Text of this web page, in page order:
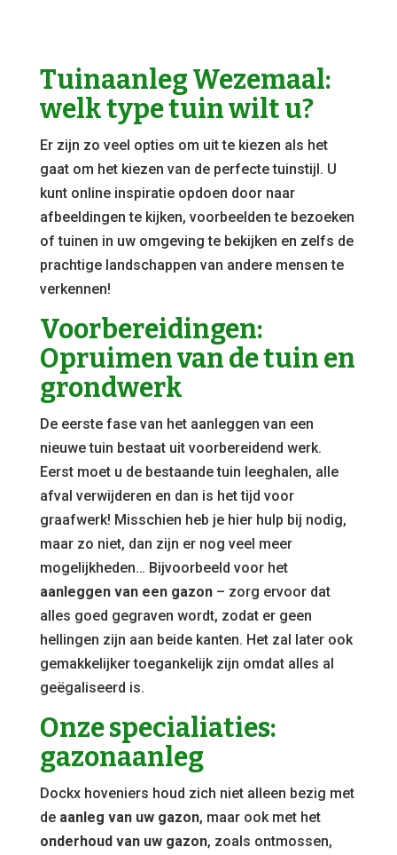
Tuinaanleg Wezemaal:
welk type tuin wilt u?
Er zijn zo veel opties om uit te kiezen als het
gaat om het kiezen van de perfecte tuinstijl. U
kunt online inspiratie opdoen door naar
afbeeldingen te kijken, voorbeelden te bezoeken
of tuinen in uw omgeving te bekijken en zelfs de
prachtige landschappen van andere mensen te
verkennen!
Voorbereidingen:
Opruimen van de tuin en
grondwerk
De eerste fase van het aanleggen van een
nieuwe tuin bestaat uit voorbereidend werk.
Eerst moet u de bestaande tuin leeghalen, alle
afval verwijderen en dan is het tijd voor
graafwerk! Misschien heb je hier hulp bij nodig,
maar zo niet, dan zijn er nog veel meer
mogelijkheden… Bijvoorbeeld voor het
aanleggen van een gazon– zorg ervoor dat
alles goed gegraven wordt, zodat er geen
hellingen zijn aan beide kanten. Het zal later ook
gemakkelijker toegankelijk zijn omdat alles al
geëgaliseerd is.
Onze specialiaties:
gazonaanleg
Dockx hoveniers houd zich niet alleen bezig met
de aanleg van uw gazon, maar ook met het
onderhoud van uw gazon, zoals ontmossen,